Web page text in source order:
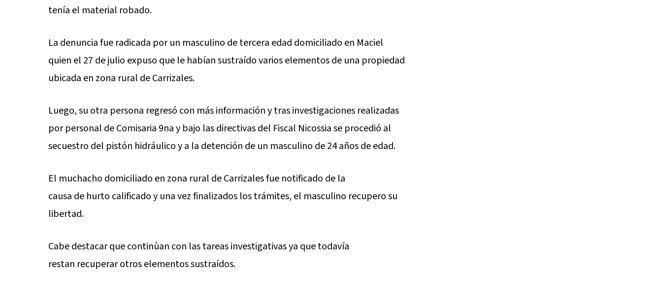
tenía el material robado.
La denuncia fue radicada por un masculino de tercera edad domiciliado en Maciel
quien el 27 de julio expuso que le habían sustraído varios elementos de una propiedad
ubicada en zona rural de Carrizales.
Luego, su otra persona regresó con más información y tras investigaciones realizadas
por personal de Comisaria 9na y bajo las directivas del Fiscal Nicossia se procedió al
secuestro del pistón hidráulico y a la detención de un masculino de 24 años de edad.
El muchacho domiciliado en zona rural de Carrizales fue notificado de la
causa de hurto calificado y una vez finalizados los trámites, el masculino recupero su
libertad.
Cabe destacar que continùan con las tareas investigativas ya que todavía
restan recuperar otros elementos sustraídos.